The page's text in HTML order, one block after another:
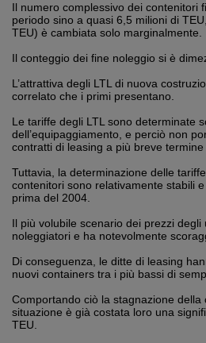
Il numero complessivo dei contenitori
periodo sino a quasi 6,5 milioni di
TEU) è cambiata solo marginalmente.
Il conteggio dei fine noleggio si è
L’attrattiva degli LTL di nuova
correlato che i primi presentano.
Le tariffe degli LTL sono determinate
dell’equipaggiamento, e perciò non
contratti di leasing a più breve
Tuttavia, la determinazione delle
contenitori sono relativamente stabili
prima del 2004.
Il più volubile scenario dei prezzi
noleggiatori e ha notevolmente
Di conseguenza, le ditte di leasing
nuovi containers tra i più bassi di
Comportando ciò la stagnazione
situazione è già costata loro una
TEU.